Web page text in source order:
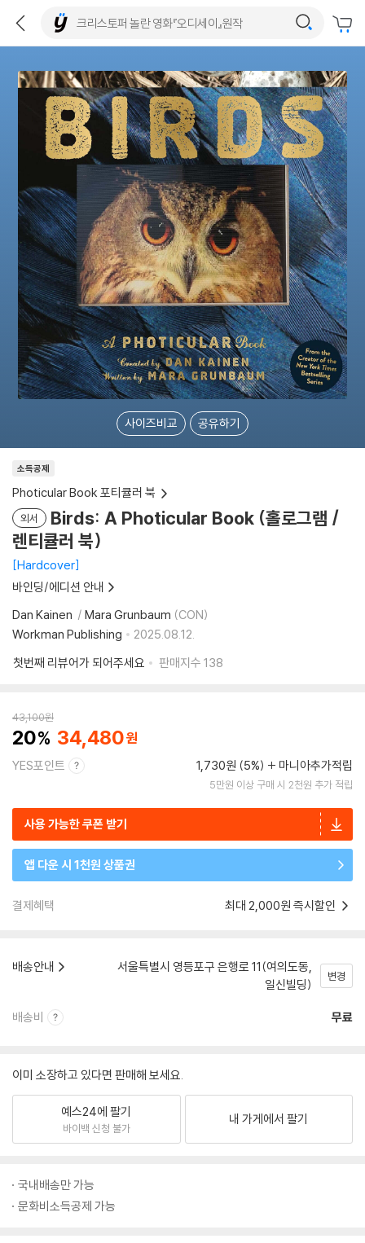
사이즈비교 공유하기
소득공제
Photicular Book 포티큘러 북
외서
Birds: A Photicular Book (홀로그램 /
렌티큘러 북)
Hardcover
바인딩/에디션 안내
Dan Kainen
Mara Grunbaum (CON)
Workman Publishing
2025.08.12.
첫번째 리뷰어가 되어주세요
판매지수 138
43,100원
20 34,480
YES포인트 1,730원 (5%) 마니아추가적립
5만원 이상 구매 시 2천원 추가 적립
사용 가능한 쿠폰 받기
앱 다운 시 1천원 상품권
결제혜택 최대 2,000원 즉시할인
배송안내
서울특별시 영등포구 은행로 11(여의도동,
일신빌딩)
변경
배송비 무료
이미 소장하고 있다면 판매해 보세요.
예스24에 팔기
바이백 신청 불가
내 가게에서 팔기
국내배송만 가능
문화비소득공제 가능